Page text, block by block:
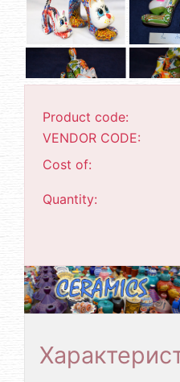
Product code:
VENDOR CODE:
Cost of:
Quantity: